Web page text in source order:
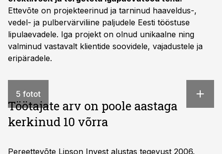
Ettevõte on projekteerinud ja tarninud haaveldus-,
vedel- ja pulbervärviliine paljudele Eesti tööstuse
lipulaevadele. Iga projekt on olnud unikaalne ning
valminud vastavalt klientide soovidele, vajadustele ja
eripäradele.
5 fotot
Töötajate arv on poole aastaga
kerkinud 10 võrra
Pereettevõte Lipson Invest alustas tegevust 2006.